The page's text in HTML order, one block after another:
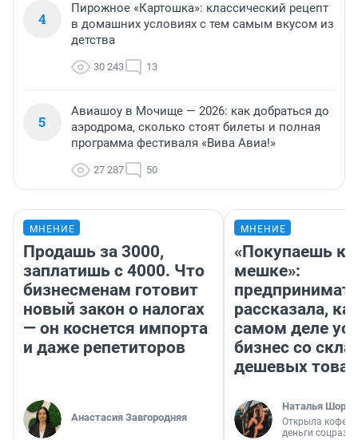
4
Пирожное «Картошка»: классический рецепт
в домашних условиях с тем самым вкусом из
детства
30 243 13
5
Авиашоу в Мочище — 2026: как добраться до
аэродрома, сколько стоят билеты и полная
программа фестиваля «Вива Авиа!»
27 287 50
МНЕНИЕ
Продашь за 3000,
заплатишь с 4000. Что
бизнесменам готовит
новый закон о налогах
— он коснется импорта
и даже репетиторов
Анастасия Завгородняя
МНЕНИЕ
«Покупаешь
мешке»:
рассказала,
самом деле
бизнес со
дешевых
Наталья
Открыла
деньги